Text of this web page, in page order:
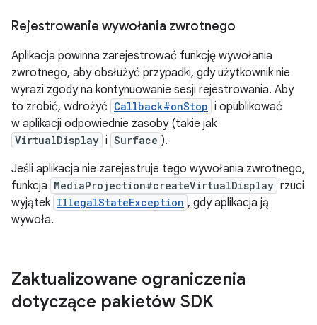
Rejestrowanie wywołania zwrotnego
Aplikacja powinna zarejestrować funkcję wywołania
zwrotnego, aby obsłużyć przypadki, gdy użytkownik nie
wyrazi zgody na kontynuowanie sesji rejestrowania. Aby
to zrobić, wdrożyć Callback#onStop i opublikować
w aplikacji odpowiednie zasoby (takie jak
VirtualDisplay i Surface ).
Jeśli aplikacja nie zarejestruje tego wywołania zwrotnego,
funkcja MediaProjection#createVirtualDisplay rzuci
wyjątek IllegalStateException , gdy aplikacja ją
wywoła.
Zaktualizowane ograniczenia
dotyczące pakietów SDK